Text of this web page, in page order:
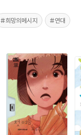
#희망의메시지 #연대